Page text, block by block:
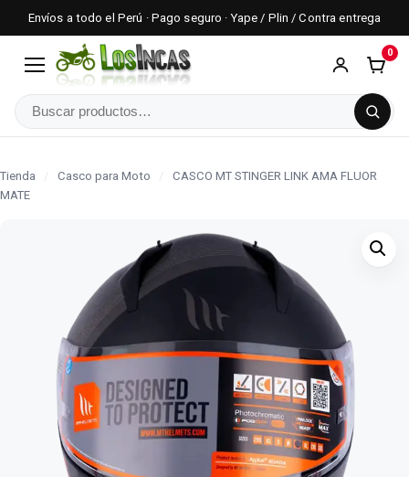
Envíos a todo el Perú · Pago seguro · Yape / Plin / Contra entrega
Menú
Buscar
0
Tienda / Casco para Moto /
CASCO MT STINGER LINK AMA FLUOR
MATE